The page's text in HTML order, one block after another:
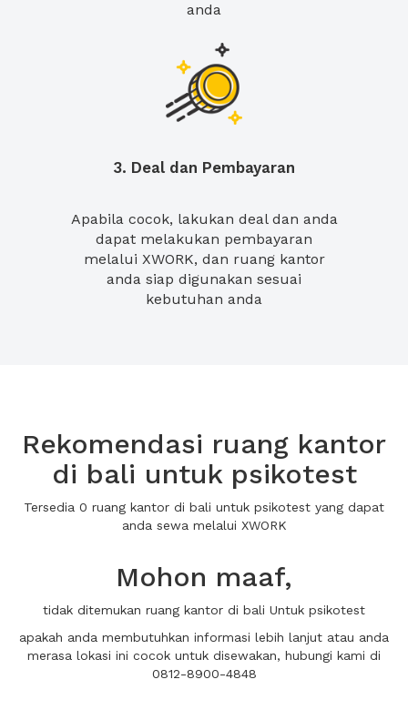
anda
3. Deal dan Pembayaran
Apabila cocok, lakukan deal dan anda
dapat melakukan pembayaran
melalui XWORK, dan ruang kantor
anda siap digunakan sesuai
kebutuhan anda
Rekomendasi ruang kantor
di bali untuk psikotest
Tersedia 0 ruang kantor di bali untuk psikotest yang dapat
anda sewa melalui XWORK
Mohon maaf,
tidak ditemukan ruang kantor di bali Untuk psikotest
apakah anda membutuhkan informasi lebih lanjut atau anda
merasa lokasi ini cocok untuk disewakan, hubungi kami di
0812-8900-4848